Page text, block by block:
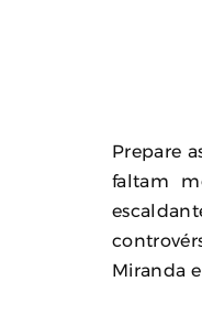
Prepare
faltam
Miranda e